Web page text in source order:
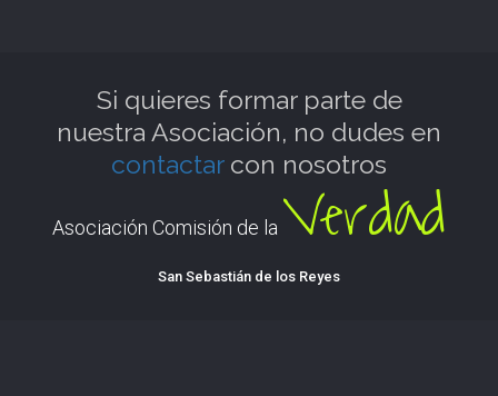
Si quieres formar parte de
nuestra Asociación, no dudes en
contactarcon nosotros
Asociación Comisión de la Verdad
San Sebastián de los Reyes